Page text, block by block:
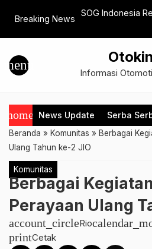
Breaking News
dengan Opsi
SOG Indonesia
menu
Informasi
home News Update Serba
Beranda » Komunitas » Berbagai
Ulang Tahun ke-2 JIO
Komunitas
Berbagai
Perayaan Ulang
account_circleRio
printCetak